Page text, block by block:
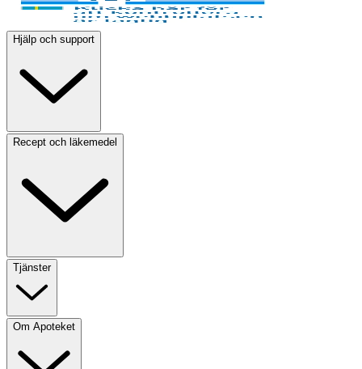
Hjälp och support
Recept och läkemedel
Tjänster
Om Apoteket